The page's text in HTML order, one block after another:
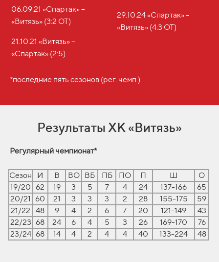
06.09.21 «Спартак» –
«Витязь» (3:2 ОТ)
21.10.21 «Витязь» –
«Спартак» (2:5)
29.10.24 «Спартак» –
«Витязь» (4:3 ОТ)
*последние пять сезонов (рег. чемп.)
Результаты ХК «Витязь»
Регулярный чемпионат*
Сезон И В ВО ВБ ПБ ПО П Ш
О
19/20
62 19 3 5 7 4 24 137-166
65
20/21
60 21 3 3 3 2 28 155-175
59
21/22
48 9 4 2 6 7 20 121-149
43
22/23 68 24 6 4 5 3 26 169-170
76
23/24 68 14 4 2 4 4 40 133-224 48